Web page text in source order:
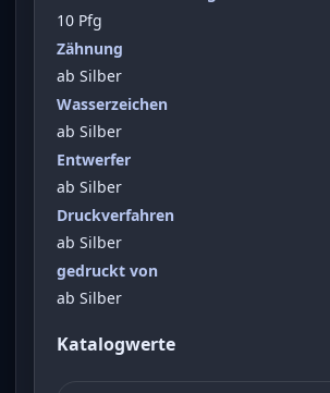
10 Pfg
Zähnung
ab Silber
Wasserzeichen
ab Silber
Entwerfer
ab Silber
Druckverfahren
ab Silber
gedruckt von
ab Silber
Katalogwerte